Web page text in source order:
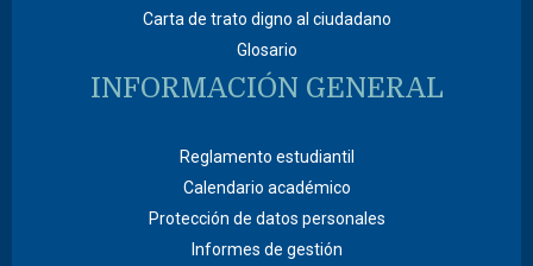
Carta de trato digno al ciudadano
Glosario
INFORMACIÓN GENERAL
Reglamento estudiantil
Calendario académico
Protección de datos personales
Informes de gestión